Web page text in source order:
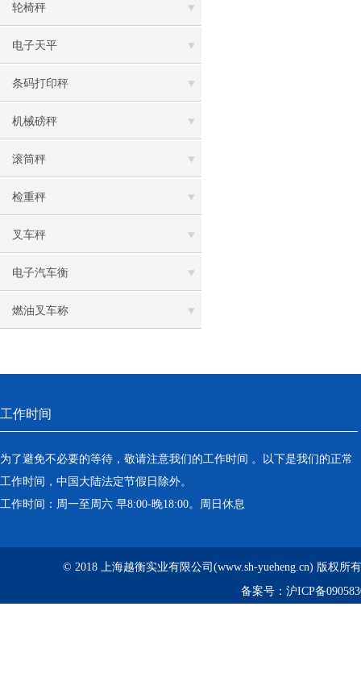
轮椅秤
电子天平
条码打印秤
机械磅秤
滚筒秤
检重秤
叉车秤
电子汽车衡
燃油叉车称
工作时间
为了避免不必要的等待，敬请注意我们的工作时间 。以下是我们的正常
工作时间，中国大陆法定节假日除外。
工作时间：周一至周六 早8:00-晚18:00。周日休息
© 2018 上海越衡实业有限公司(www.sh-yueheng.cn) 版权所
备案号： 沪ICP备